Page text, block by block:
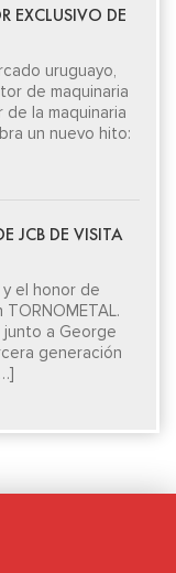
EXCLUSIVO DE
uruguayo,
de maquinaria
la maquinaria
un nuevo hito:
JCB DE VISITA
el honor de
junto a George
generación